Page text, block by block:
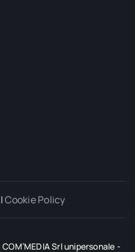
|Cookie Policy
Srl unipersonale -